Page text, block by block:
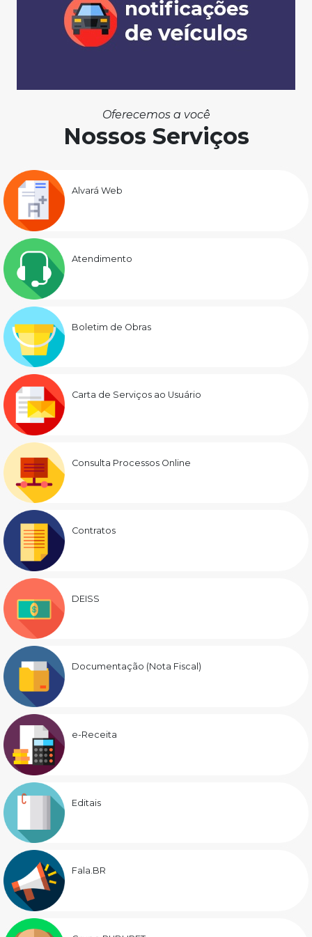
Oferecemos a você
Nossos Serviços
Alvará Web
Atendimento
Boletim de Obras
Carta de Serviços ao Usuário
Consulta Processos Online
Contratos
DEISS
Documentação (Nota Fiscal)
e-Receita
Editais
Fala.BR